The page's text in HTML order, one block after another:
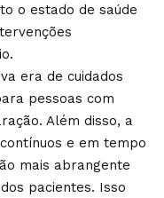
o estado de saúde
era de cuidados
pessoas com
Além disso, a
e em tempo
mais abrangente
pacientes. Isso